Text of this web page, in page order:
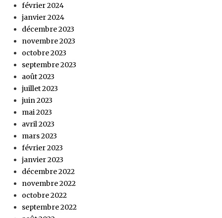
février 2024
janvier 2024
décembre 2023
novembre 2023
octobre 2023
septembre 2023
août 2023
juillet 2023
juin 2023
mai 2023
avril 2023
mars 2023
février 2023
janvier 2023
décembre 2022
novembre 2022
octobre 2022
septembre 2022